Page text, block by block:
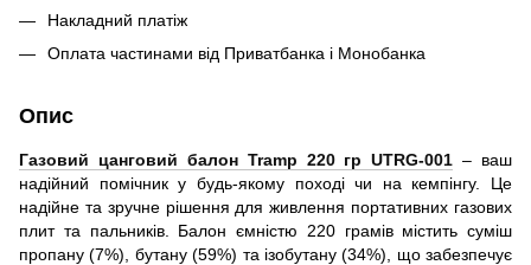
Накладний платіж
Оплата частинами від Приватбанка і Монобанка
Опис
Газовий цанговий балон Tramp 220 гр UTRG-001 – ваш
надійний помічник у будь-якому поході чи на кемпінгу. Це
надійне та зручне рішення для живлення портативних газових
плит та пальників. Балон ємністю 220 грамів містить суміш
пропану (7%), бутану (59%) та ізобутану (34%), що забезпечує